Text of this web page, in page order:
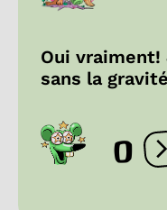
Oui
sans la
0